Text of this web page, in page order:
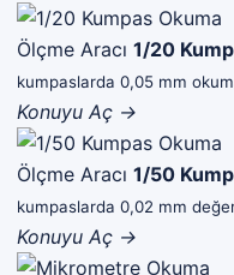
Ölçme Aracı 1/20
kumpaslarda 0,05 mm
Konuyu Aç →
Ölçme Aracı 1/50
kumpaslarda 0,02 mm
Konuyu Aç →